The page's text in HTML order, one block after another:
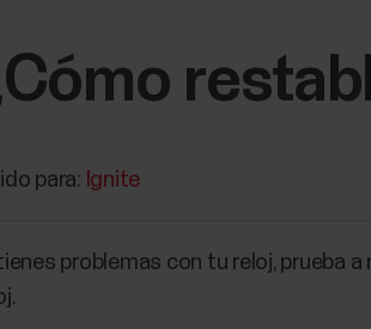
para: Ignite
problemas con tu reloj, prueba